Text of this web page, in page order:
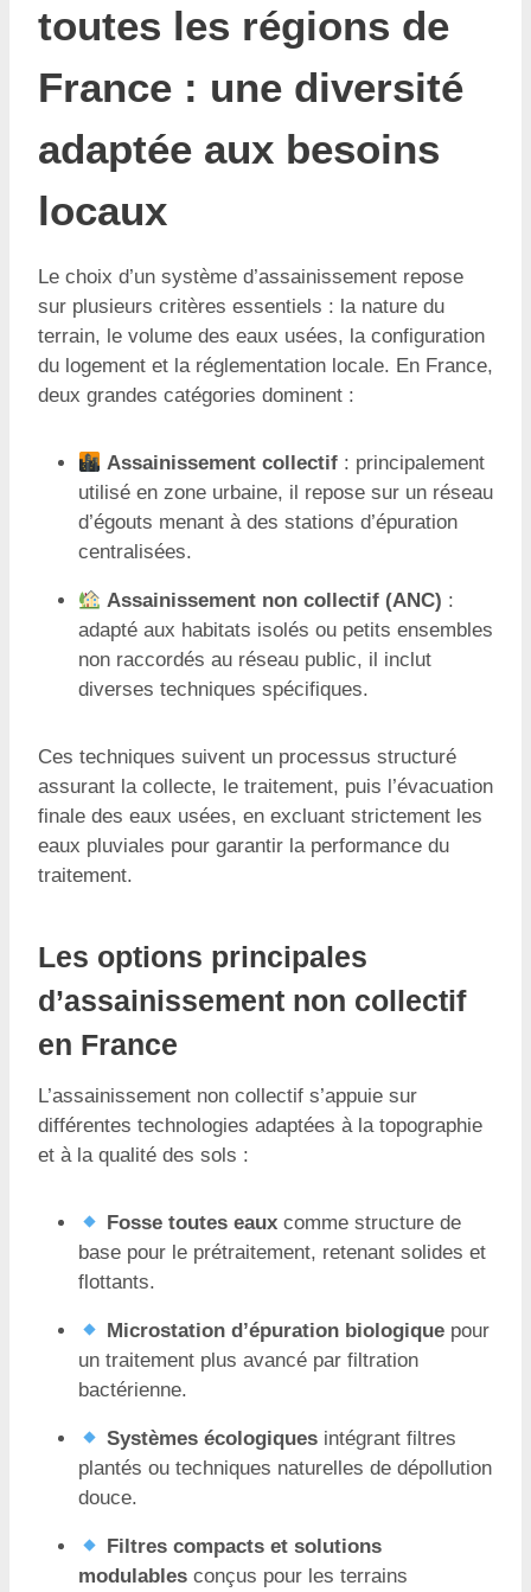
toutes les régions de
France : une diversité
adaptée aux besoins
locaux
Le choix d’un système d’assainissement repose
sur plusieurs critères essentiels : la nature du
terrain, le volume des eaux usées, la configuration
du logement et la réglementation locale. En France,
deux grandes catégories dominent :
Assainissement collectif : principalement
utilisé en zone urbaine, il repose sur un réseau
d’égouts menant à des stations d’épuration
centralisées.
Assainissement non collectif (ANC) :
adapté aux habitats isolés ou petits ensembles
non raccordés au réseau public, il inclut
diverses techniques spécifiques.
Ces techniques suivent un processus structuré
assurant la collecte, le traitement, puis l’évacuation
finale des eaux usées, en excluant strictement les
eaux pluviales pour garantir la performance du
traitement.
Les options principales
d’assainissement non collectif
en France
L’assainissement non collectif s’appuie sur
différentes technologies adaptées à la topographie
et à la qualité des sols :
Fosse toutes eaux comme structure de
base pour le prétraitement, retenant solides et
flottants.
Microstation d’épuration biologique pour
un traitement plus avancé par filtration
bactérienne.
Systèmes écologiques intégrant filtres
plantés ou techniques naturelles de dépollution
douce.
Filtres compacts et solutions
modulables conçus pour les terrains